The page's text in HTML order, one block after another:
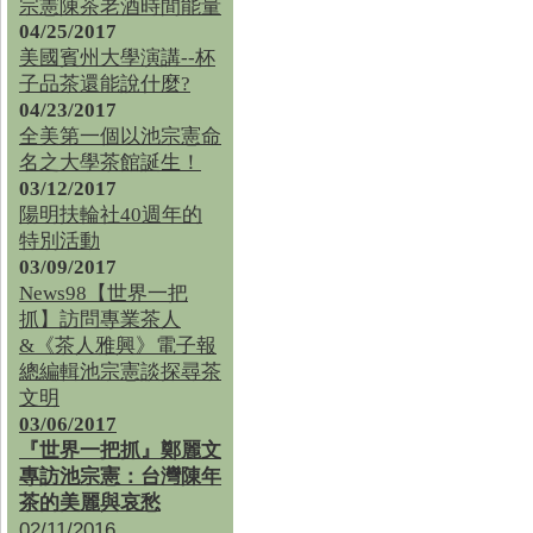
宗憲陳茶老酒時間能量
04/25/2017
美國賓州大學演講--杯
子品茶還能說什麼?
04/23/2017
全美第一個以池宗憲命
名之大學茶館誕生！
03/12/2017
陽明扶輪社40週年的
特別活動
03/09/2017
News98【世界一把
抓】訪問專業茶人
&《茶人雅興》電子報
總編輯池宗憲談探尋茶
文明
03/06/2017
『世界一把抓』鄭麗文
專訪池宗憲：台灣陳年
茶的美麗與哀愁